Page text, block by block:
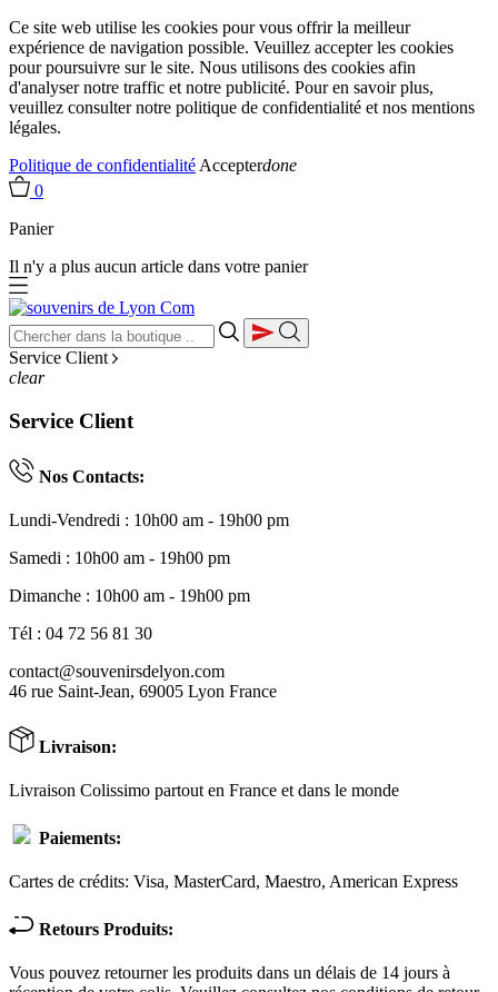
Ce site web utilise les cookies pour vous offrir la meilleur
expérience de navigation possible. Veuillez accepter les cookies
pour poursuivre sur le site. Nous utilisons des cookies afin
d'analyser notre traffic et notre publicité. Pour en savoir plus,
veuillez consulter notre politique de confidentialité et nos mentions
légales.
Politique de confidentialité Accepterdone
0
Panier
Il n'y a plus aucun article dans votre panier
Service Client
clear
Service Client
Nos Contacts:
Lundi-Vendredi : 10h00 am - 19h00 pm
Samedi : 10h00 am - 19h00 pm
Dimanche : 10h00 am - 19h00 pm
Tél : 04 72 56 81 30
contact@souvenirsdelyon.com
46 rue Saint-Jean, 69005 Lyon France
Livraison:
Livraison Colissimo partout en France et dans le monde
Paiements:
Cartes de crédits: Visa, MasterCard, Maestro, American Express
Retours Produits:
Vous pouvez retourner les produits dans un délais de 14 jours à